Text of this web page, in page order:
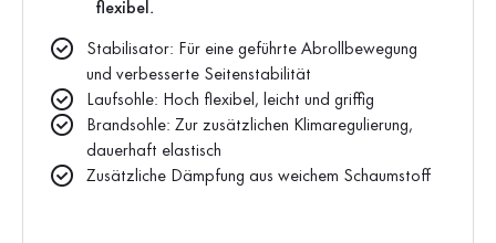
flexibel.
Stabilisator: Für eine geführte Abrollbewegung
und verbesserte Seitenstabilität
Laufsohle: Hoch flexibel, leicht und griffig
Brandsohle: Zur zusätzlichen Klimaregulierung,
dauerhaft elastisch
Zusätzliche Dämpfung aus weichem Schaumstoff